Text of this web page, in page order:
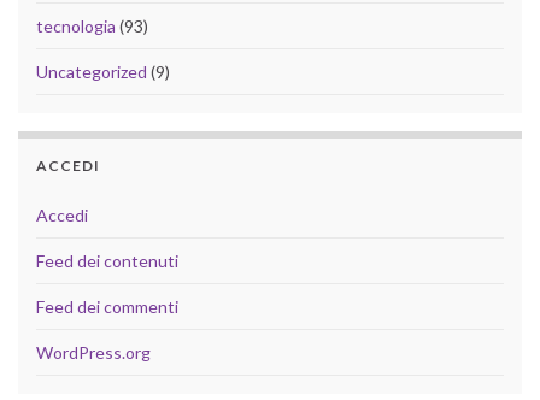
tecnologia (93)
Uncategorized (9)
ACCEDI
Accedi
Feed dei contenuti
Feed dei commenti
WordPress.org